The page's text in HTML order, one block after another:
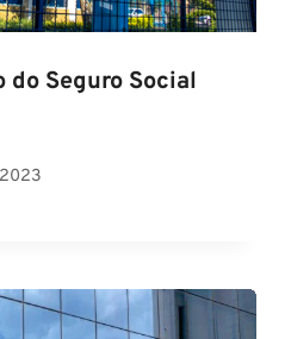
do Seguro Social